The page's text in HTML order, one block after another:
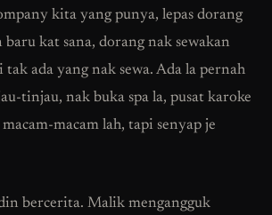
kita yang punya, lepas dorang
kat sana, dorang nak sewakan
ada yang nak sewa. Ada la pernah
tinjau, nak buka spa la, pusat karoke
macam lah, tapi senyap je
bercerita. Malik mengangguk